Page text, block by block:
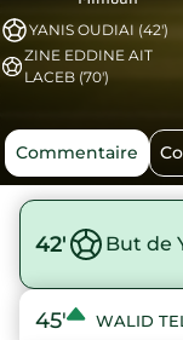
YANIS OUDIAI (42')
ZINE EDDINE AIT
LACEB (70')
Commentaire
42' But de
45' WALID